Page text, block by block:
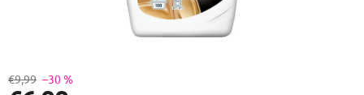
€9,99 –30 %